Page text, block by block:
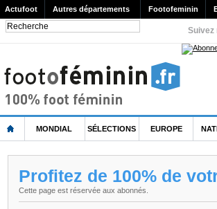
Actufoot Autres départements Footofeminin
Suivez
MONDIAL SÉLECTIONS EUROPE
Profitez de 100% de
Cette page est réservée aux abonnés.